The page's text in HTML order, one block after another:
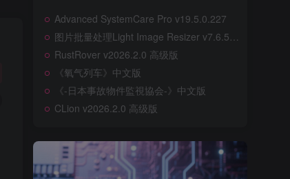
Advanced SystemCare Pro v19.5.0.227
图片批量处理Light Image Resizer v7.6.5.176
RustRover v2026.2.0 高级版
《氧气列车》中文版
《-日本事故物件監視協会-》中文版
CLion v2026.2.0 高级版